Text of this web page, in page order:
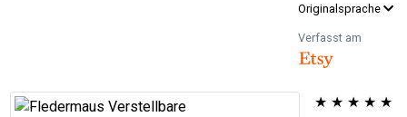
Originalsprache
Verfasst am
★ ★ ★ ★ ★